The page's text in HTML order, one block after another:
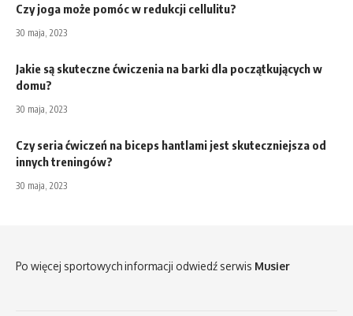
Czy joga może pomóc w redukcji cellulitu?
30 maja, 2023
Jakie są skuteczne ćwiczenia na barki dla początkujących w
domu?
30 maja, 2023
Czy seria ćwiczeń na biceps hantlami jest skuteczniejsza od
innych treningów?
30 maja, 2023
Po więcej sportowych informacji odwiedź serwis Musier